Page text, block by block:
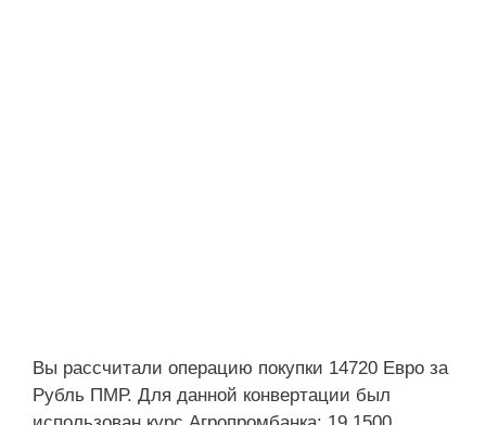
Вы рассчитали операцию покупки 14720 Евро за
Рубль ПМР. Для данной конвертации был